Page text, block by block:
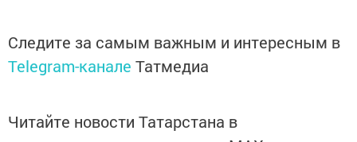
Следите за самым важным и интересным в
Telegram-канале Татмедиа
Читайте новости Татарстана в